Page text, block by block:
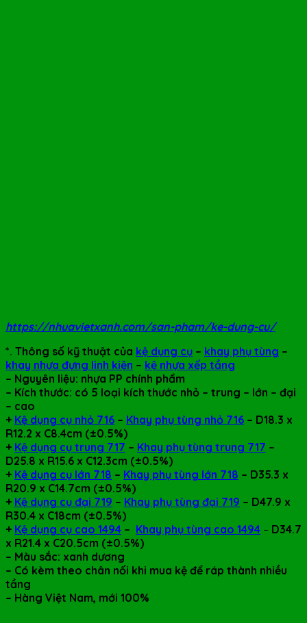
https://nhuavietxanh.com/san-pham/ke-dung-cu/
*. Thông số kỹ thuật của kệ dụng cụ – khay phụ tùng –
khay nhựa đựng linh kiện – kệ nhựa xếp tầng
– Nguyên liệu: nhựa PP chính phẩm
– Kích thước: có 5 loại kích thước nhỏ – trung – lớn – đại
– cao
+ Kệ dụng cụ nhỏ 716 – Khay phụ tùng nhỏ 716 – D18.3 x
R12.2 x C8.4cm (±0.5%)
+ Kệ dụng cụ trung 717 – Khay phụ tùng trung 717 –
D25.8 x R15.6 x C12.3cm (±0.5%)
+ Kệ dụng cụ lớn 718 – Khay phụ tùng lớn 718 – D35.3 x
R20.9 x C14.7cm (±0.5%)
+ Kệ dụng cụ đại 719 – Khay phụ tùng đại 719 – D47.9 x
R30.4 x C18cm (±0.5%)
+ Kệ dụng cụ cao 1494 – Khay phụ tùng cao 1494 – D34.7
x R21.4 x C20.5cm (±0.5%)
– Màu sắc: xanh dương
– Có kèm theo chân nối khi mua kệ để ráp thành nhiều
tầng
– Hàng Việt Nam, mới 100%